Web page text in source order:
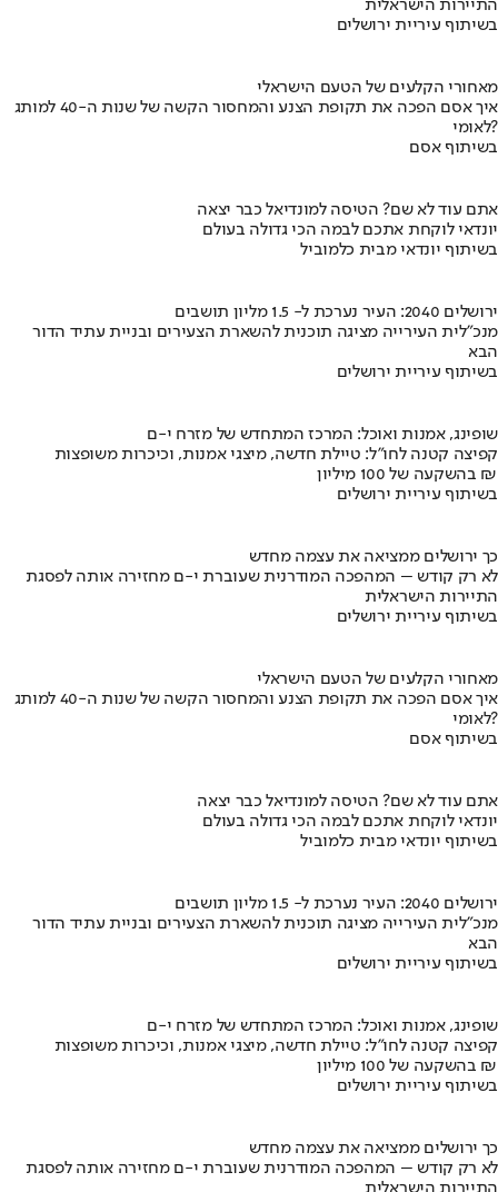
התיירות הישראלית
בשיתוף עיריית ירושלים
מאחורי הקלעים של הטעם הישראלי
איך אסם הפכה את תקופת הצנע והמחסור הקשה של שנות ה-40 למותג
לאומי?
בשיתוף אסם
אתם עוד לא שם? הטיסה למונדיאל כבר יצאה
יונדאי לוקחת אתכם לבמה הכי גדולה בעולם
בשיתוף יונדאי מבית כלמוביל
ירושלים 2040: העיר נערכת ל- 1.5 מליון תושבים
מנכ"לית העירייה מציגה תוכנית להשארת הצעירים ובניית עתיד הדור
הבא
בשיתוף עיריית ירושלים
שופינג, אמנות ואוכל: המרכז המתחדש של מזרח י-ם
קפיצה קטנה לחו"ל: טיילת חדשה, מיצגי אמנות, וכיכרות משופצות
בהשקעה של 100 מיליון ₪
בשיתוף עיריית ירושלים
כך ירושלים ממציאה את עצמה מחדש
לא רק קודש – המהפכה המודרנית שעוברת י-ם מחזירה אותה לפסגת
התיירות הישראלית
בשיתוף עיריית ירושלים
מאחורי הקלעים של הטעם הישראלי
איך אסם הפכה את תקופת הצנע והמחסור הקשה של שנות ה-40 למותג
לאומי?
בשיתוף אסם
אתם עוד לא שם? הטיסה למונדיאל כבר יצאה
יונדאי לוקחת אתכם לבמה הכי גדולה בעולם
בשיתוף יונדאי מבית כלמוביל
ירושלים 2040: העיר נערכת ל- 1.5 מליון תושבים
מנכ"לית העירייה מציגה תוכנית להשארת הצעירים ובניית עתיד הדור
הבא
בשיתוף עיריית ירושלים
שופינג, אמנות ואוכל: המרכז המתחדש של מזרח י-ם
קפיצה קטנה לחו"ל: טיילת חדשה, מיצגי אמנות, וכיכרות משופצות
בהשקעה של 100 מיליון ₪
בשיתוף עיריית ירושלים
כך ירושלים ממציאה את עצמה מחדש
לא רק קודש – המהפכה המודרנית שעוברת י-ם מחזירה אותה לפסגת